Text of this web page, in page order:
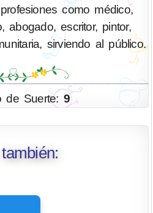
como médico,
abogado, escritor, pintor,
sirviendo al público.
de Suerte: 9